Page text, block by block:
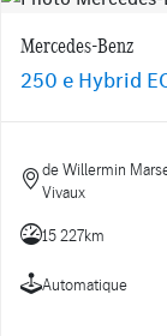
Mercedes-Benz
250 e Hybrid
de Willermin
Vivaux
15 227km
Automatique